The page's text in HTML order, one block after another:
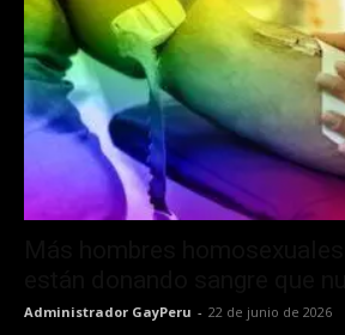
Administrador GayPeru - 22 de junio de 2026